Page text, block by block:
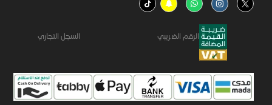
الرقم الضريبي السجل التجاري